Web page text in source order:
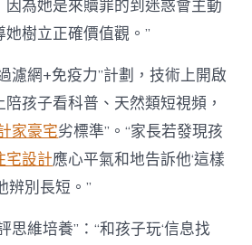
為她是來贖罪的到迷惑會主動
樹立正確價值觀。”
濾網+免疫力”計劃，技術上開啟
孩子看科普、天然類短視頻，
家豪宅劣標準”。“家長若發現孩
宅設計應心平氣和地告訴他‘這樣
辨別長短。”
思維培養”：“和孩子玩‘信息找